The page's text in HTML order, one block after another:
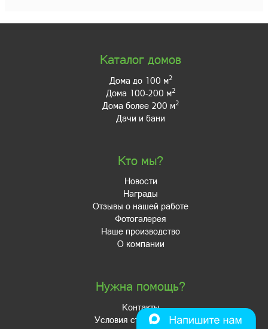
Каталог домов
Дома до 100 м2
Дома 100-200 м2
Дома более 200 м2
Дачи и бани
Кто мы?
Новости
Награды
Отзывы о нашей работе
Фотогалерея
Наше производство
О компании
Нужна помощь?
Контакты
Условия строительства